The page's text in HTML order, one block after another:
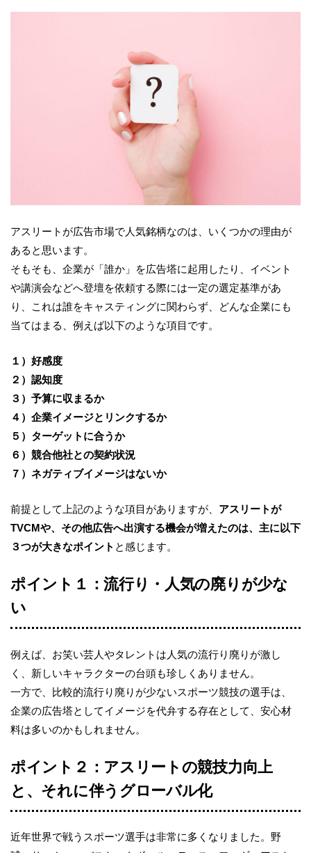
アスリートが広告市場で人気銘柄なのは、いくつかの理由が
あると思います。
そもそも、企業が「誰か」を広告塔に起用したり、イベント
や講演会などへ登壇を依頼する際には一定の選定基準があ
り、これは誰をキャスティングに関わらず、どんな企業にも
当てはまる、例えば以下のような項目です。
１）好感度
２）認知度
３）予算に収まるか
４）企業イメージとリンクするか
５）ターゲットに合うか
６）競合他社との契約状況
７）ネガティブイメージはないか
前提として上記のような項目がありますが、 アスリートが
TVCMや、その他広告へ出演する機会が増えたのは、主に以下
３つが大きなポイント と感じます。
ポイント１：流行り・人気の廃りが少な
い
例えば、お笑い芸人やタレントは人気の流行り廃りが激し
く、新しいキャラクターの台頭も珍しくありません。
一方で、比較的流行り廃りが少ないスポーツ競技の選手は、
企業の広告塔としてイメージを代弁する存在として、安心材
料は多いのかもしれません。
ポイント２：アスリートの競技力向上
と、それに伴うグローバル化
近年世界で戦うスポーツ選手は非常に多くなりました。野